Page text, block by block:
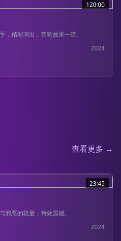
120:00
，精彩演出，音响效果一流。
2024
查看更多 →
23:45
邪恶的较量，特效震撼。
2024